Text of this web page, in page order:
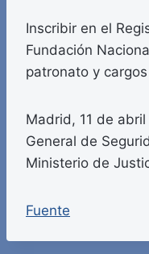
Inscribir en el
Fundación
patronato y
Madrid, 11 de
General de
Ministerio de
Fuente